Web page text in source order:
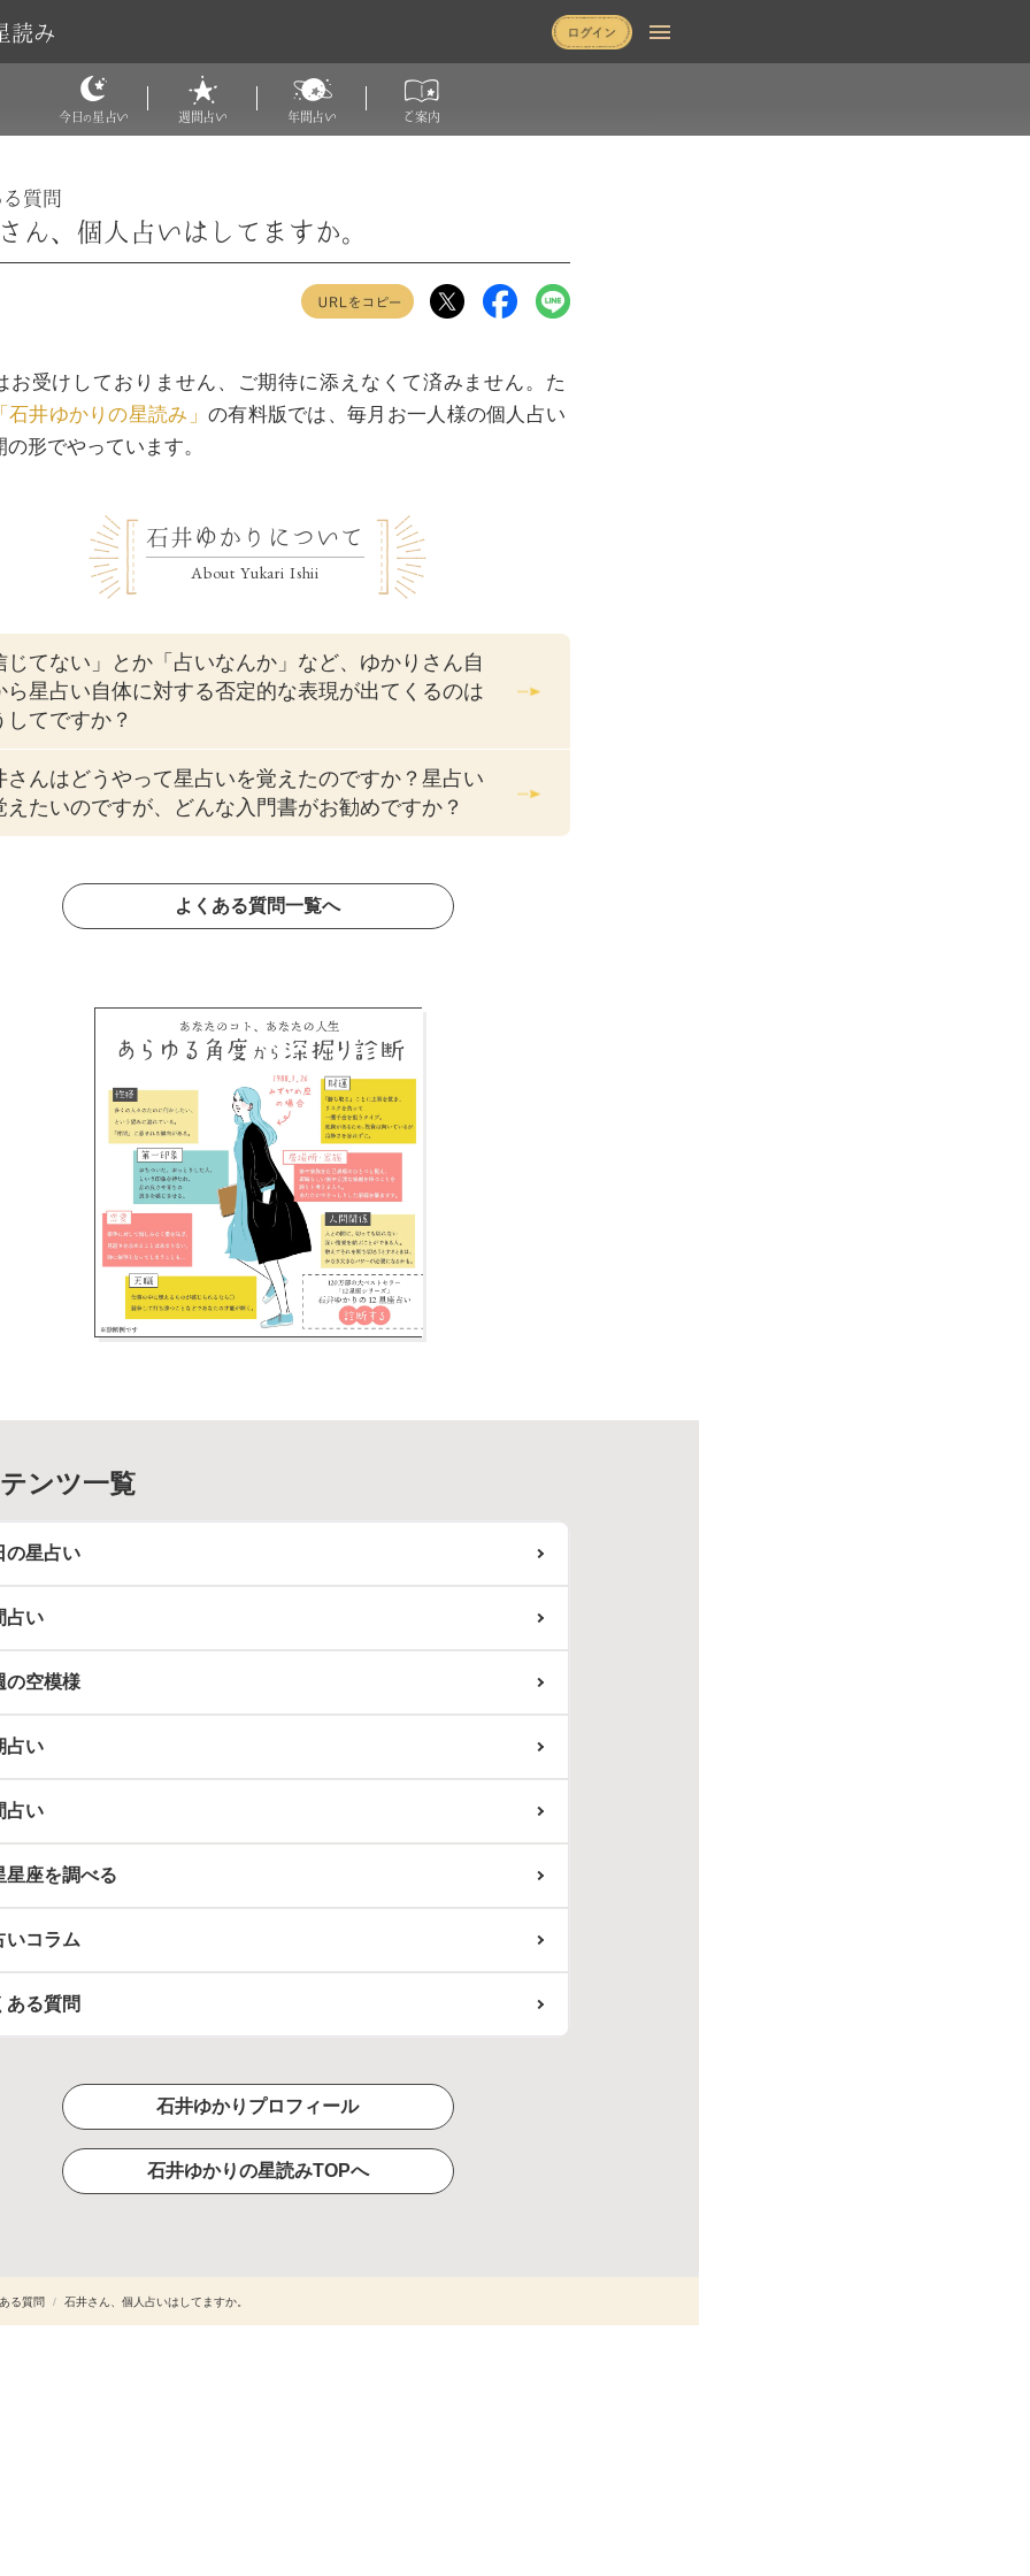
読み
今日の 星占い 週間占い 年間占い ご案内
質問
ん、個人占いはしてますか。
お受けしておりません、ご期待に添えなくて済みません。た
石井ゆかりの星読み」 の有料版では、毎月お一人様の個人占い
の形でやっています。
石井ゆかりについて
About Yukari Ishii
じてない」とか「占いなんか」など、ゆかりさん自
ら星占い自体に対する否定的な表現が出てくるのは
してですか？
さんはどうやって星占いを覚えたのですか？星占い
えたいのですが、どんな入門書がお勧めですか？
よくある質問一覧へ
ンツ一覧
の星占い
占い
の空模様
占い
占い
星座を調べる
いコラム
ある質問
石井ゆかりプロフィール
石井ゆかりの星読みTOPへ
る質問 / 石井さん、個人占いはしてますか。